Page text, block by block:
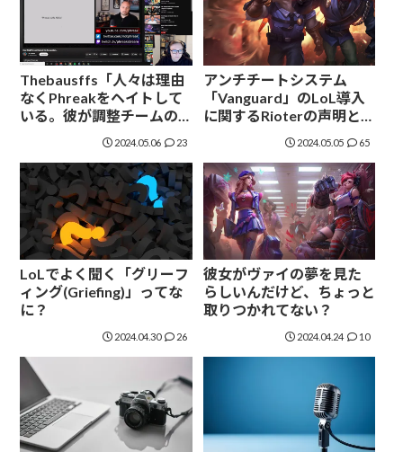
Thebausffs「人々は理由
なくPhreakをヘイトして
いる。彼が調整チームの
一員になってから、みん
な調整チームに文句を言
うのではなく、Phreakに
文句を言うようになっ
た」
2024.05.06 23
アンチチートシステム
「Vanguard」のLoL導入
に関するRioterの声明と、
それに対する海外の反応
2024.05.05 65
LoLでよく聞く「グリーフ
ィング(Griefing)」ってな
に？
2024.04.30 26
彼女がヴァイの夢を見た
らしいんだけど、ちょっと
取りつかれてない？
2024.04.24 10